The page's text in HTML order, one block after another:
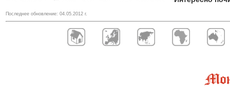
Последнее обновление: 04.05.2012 г.